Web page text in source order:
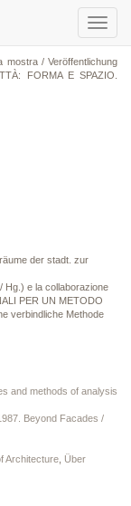
mostra / Veröffentlichung
FORMA E SPAZIO.
der stadt. zur
Hg.) e la collaborazione
PER UN METODO
verbindliche Methode
and methods of analysis
Beyond Facades /
Architecture Über